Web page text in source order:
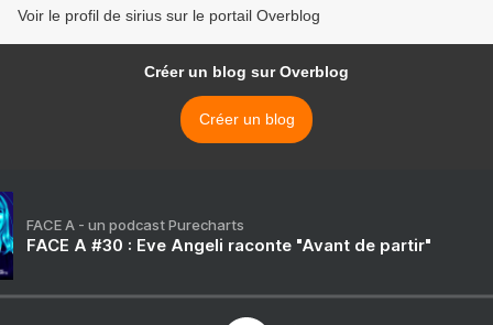
Voir le profil de sirius sur le portail Overblog
Créer un blog sur Overblog
Créer un blog
FACE A - un podcast Purecharts
FACE A #30 : Eve Angeli raconte "Avant de partir"